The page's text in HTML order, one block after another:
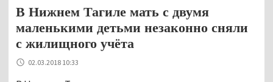
В Нижнем Тагиле мать с двумя
маленькими детьми незаконно сняли
с жилищного учёта
02.03.2018 10:33